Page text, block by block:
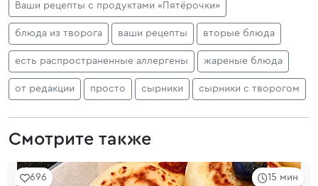
Ваши рецепты с продуктами «Пятёрочки»
блюда из творога ваши рецепты вторые блюда
есть распространенные аллергены жареные блюда
от редакции просто сырники сырники с творогом
Смотрите также
15 мин
696